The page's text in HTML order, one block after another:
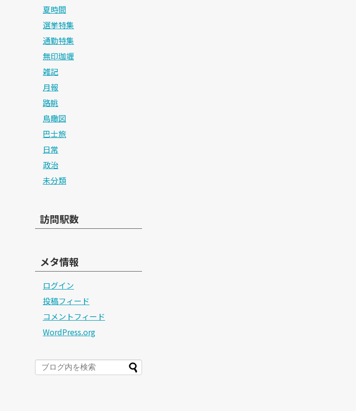
夏時間
選挙特集
通勤特集
無印珈竰
雑記
月報
路眺
鳥瞰図
巴士旅
日常
政治
未分類
訪問駅数
メタ情報
ログイン
投稿フィード
コメントフィード
WordPress.org